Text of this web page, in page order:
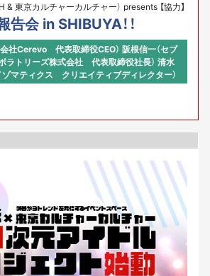
& 東京カルチャーカルチャー） presents 【協力】
会 in SHIBUYA！！
会社Cerevo 代表取締役CEO） 阪根信一（セブ
ボラトリーズ株式会社 代表取締役社長） 清水
ゾマティクス クリエイティブディレクター）
ンジ）（パナソニック株式会社 コネクティッ
メディアエンターテインメント事業部 プ
ンセンター 要素開発部 開発三課 課長）中
クター） 坪内弘毅（Scentee株式会社 代表
太輔（EDGEOf ,Inc. co-CEO）【プロデュー
ン】MAR’z（西村真里子 from HEART CACTH
カルチャーカルチャー）